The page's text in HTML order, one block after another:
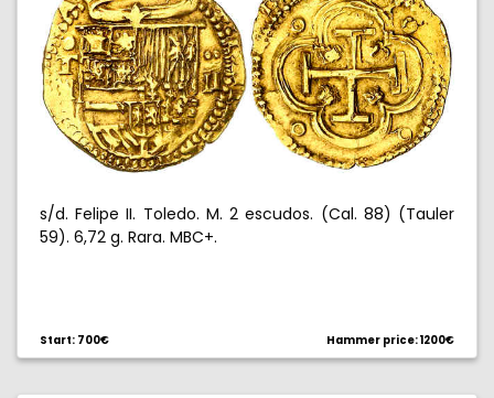
s/d. Felipe II. Toledo. M. 2 escudos. (Cal. 88) (Tauler
59). 6,72 g. Rara. MBC+.
Start: 700€ Hammer price: 1200€